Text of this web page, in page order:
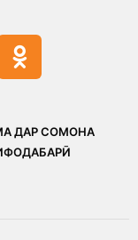
ДАР СОМОНА